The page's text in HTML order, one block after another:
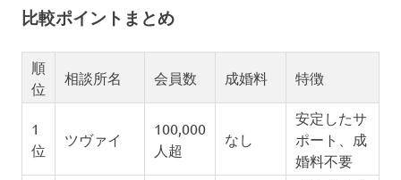
比較ポイントまとめ
順
位
相談所名 会員数 成婚料 特徴
1
位
ツヴァイ
100,000
人超
なし
安定したサ
ポート、成
婚料不要